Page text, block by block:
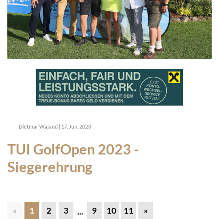
Dietmar Wajand | 17. Jun. 2023
TUI GolfOpen 2023 -
Siegerehrung
« 1 2 3 ... 9 10 11 »